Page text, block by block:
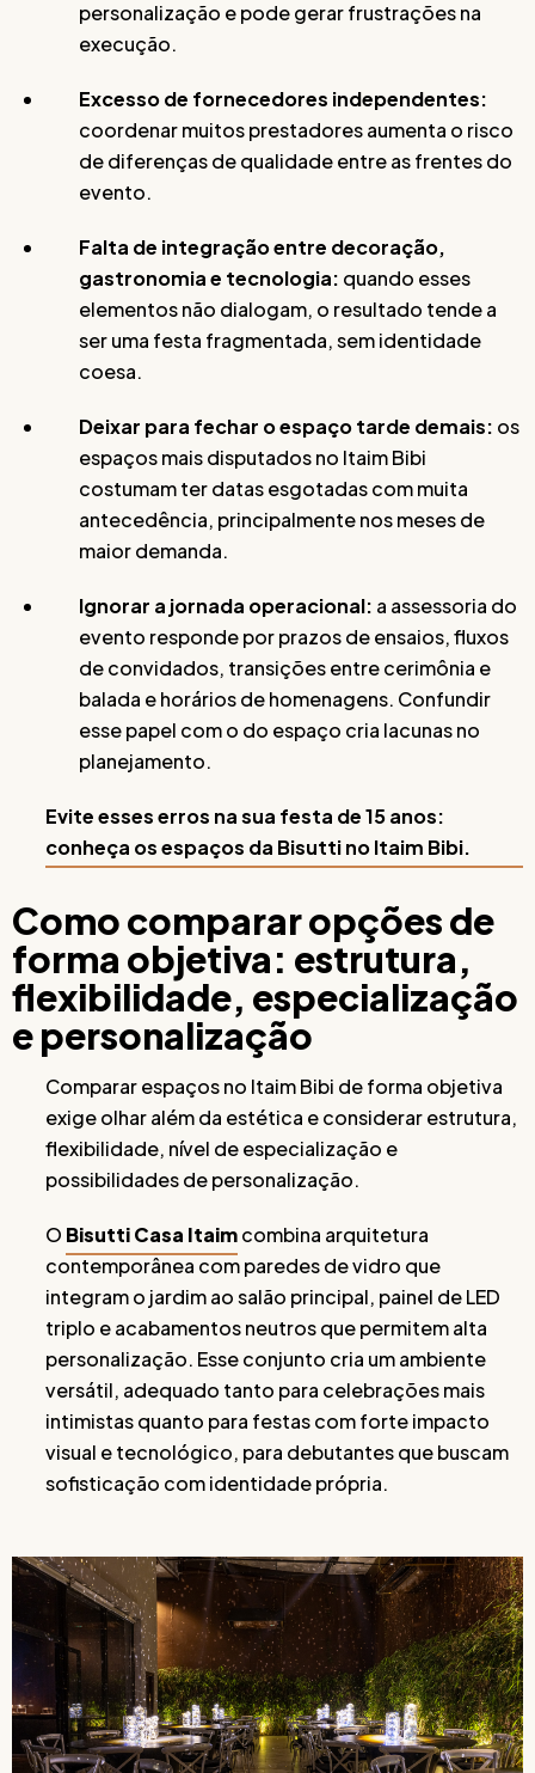
personalização e pode gerar frustrações na
execução.
Excesso de fornecedores independentes:
coordenar muitos prestadores aumenta o risco
de diferenças de qualidade entre as frentes do
evento.
Falta de integração entre decoração,
gastronomia e tecnologia: quando esses
elementos não dialogam, o resultado tende a
ser uma festa fragmentada, sem identidade
coesa.
Deixar para fechar o espaço tarde demais: os
espaços mais disputados no Itaim Bibi
costumam ter datas esgotadas com muita
antecedência, principalmente nos meses de
maior demanda.
Ignorar a jornada operacional: a assessoria do
evento responde por prazos de ensaios, fluxos
de convidados, transições entre cerimônia e
balada e horários de homenagens. Confundir
esse papel com o do espaço cria lacunas no
planejamento.
Evite esses erros na sua festa de 15 anos:
conheça os espaços da Bisutti no Itaim Bibi.
Como comparar opções de
forma objetiva: estrutura,
flexibilidade, especialização
e personalização
Comparar espaços no Itaim Bibi de forma objetiva
exige olhar além da estética e considerar estrutura,
flexibilidade, nível de especialização e
possibilidades de personalização.
O Bisutti Casa Itaimcombina arquitetura
contemporânea com paredes de vidro que
integram o jardim ao salão principal, painel de LED
triplo e acabamentos neutros que permitem alta
personalização. Esse conjunto cria um ambiente
versátil, adequado tanto para celebrações mais
intimistas quanto para festas com forte impacto
visual e tecnológico, para debutantes que buscam
sofisticação com identidade própria.